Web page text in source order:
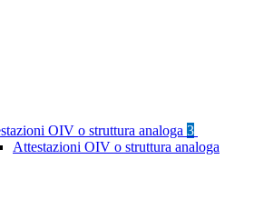
OIV o struttura analoga 3
Attestazioni OIV o struttura analoga